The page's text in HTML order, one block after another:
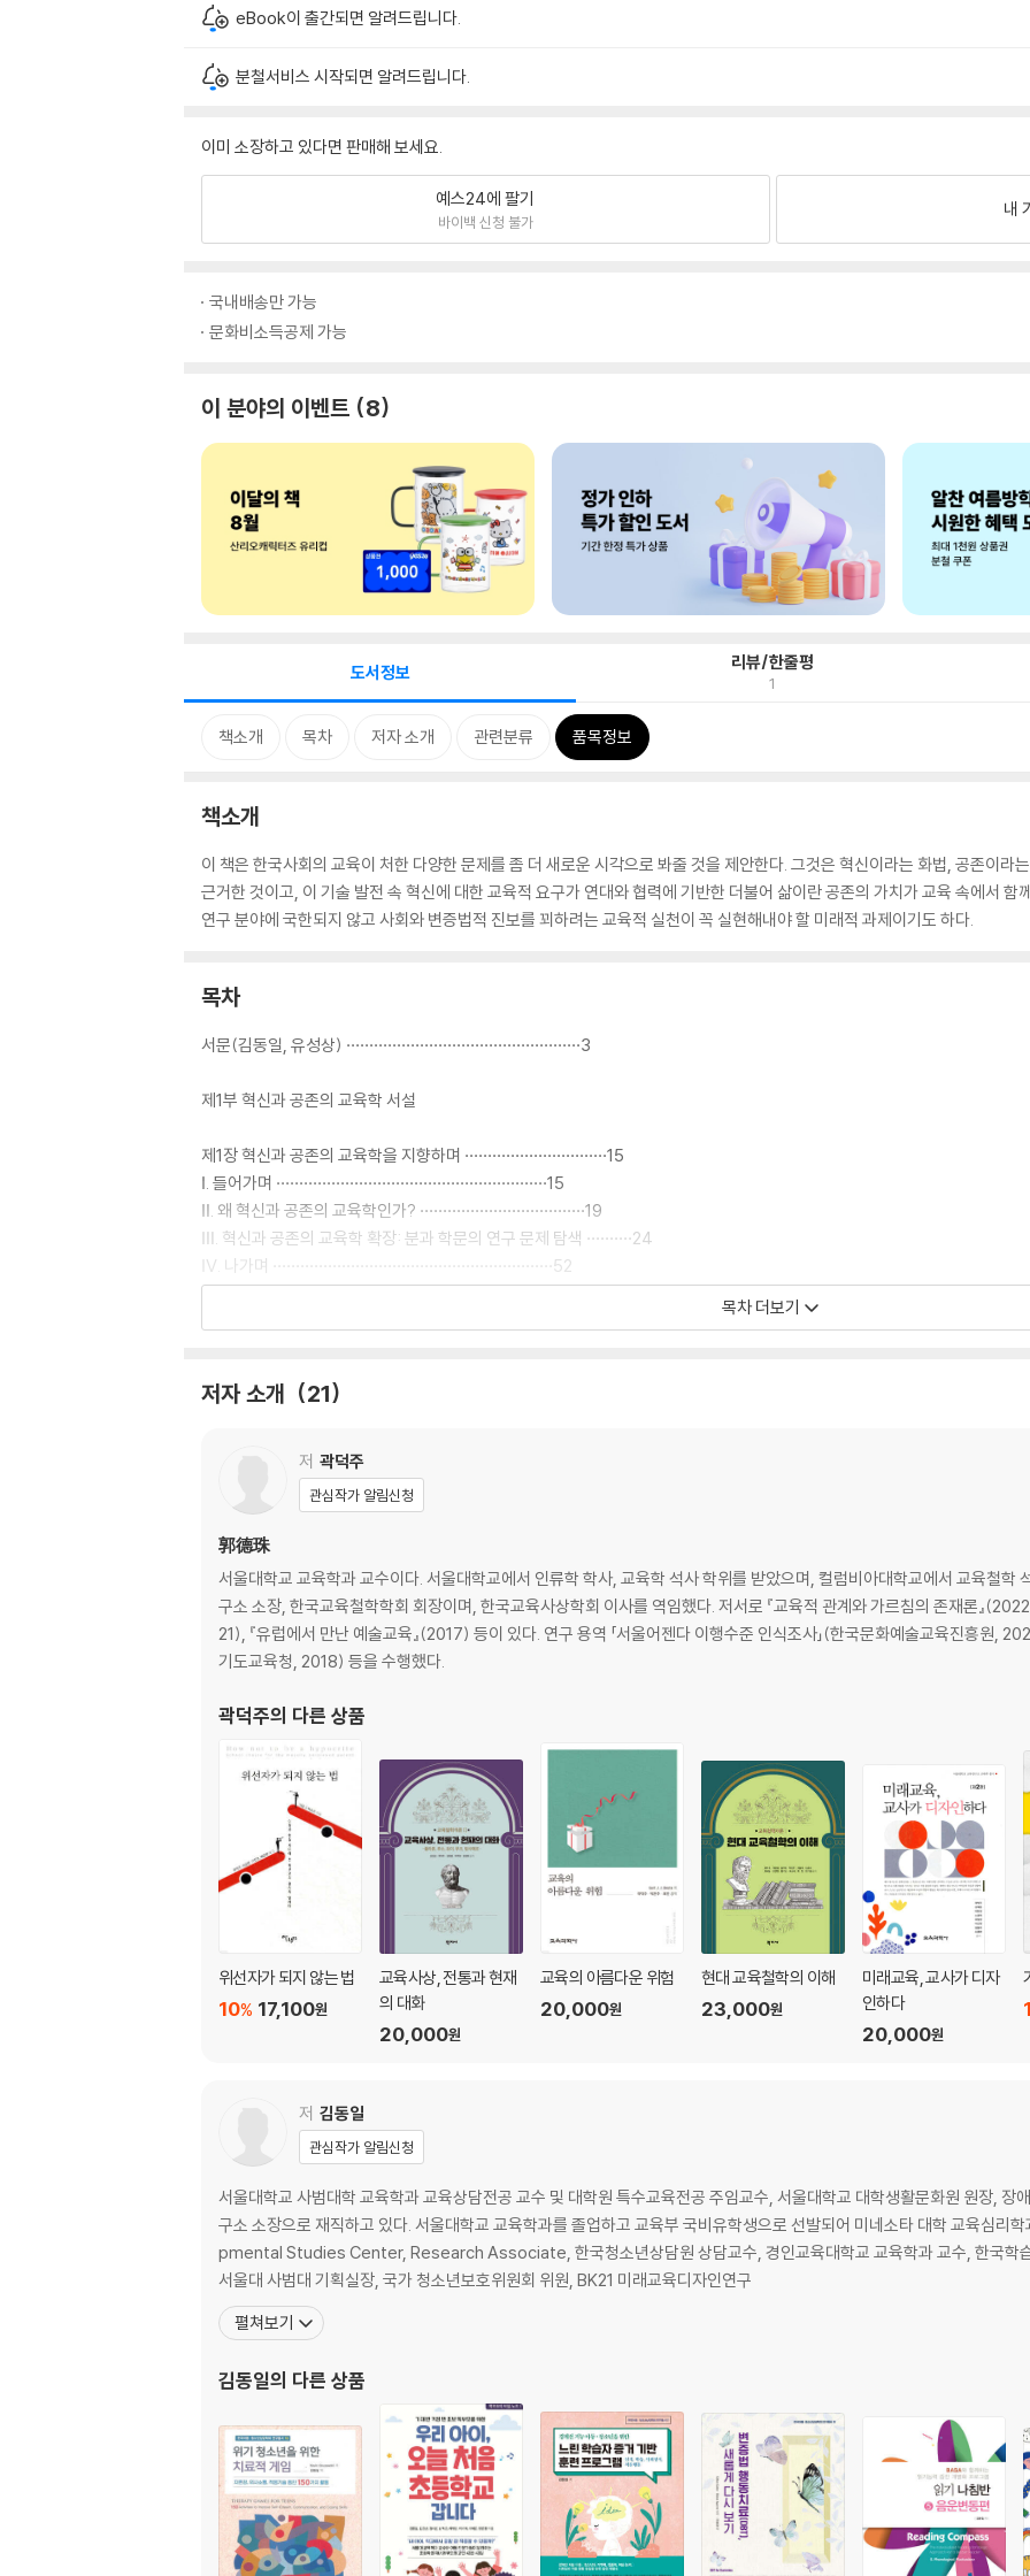
eBook이 출간되면 알려드립니다.
분철서비스 시작되면 알려드립니다.
이미 소장하고 있다면 판매해 보세요.
예스24에 팔기
바이백 신청 불가
내
국내배송만 가능
문화비소득공제 가능
이 분야의 이벤트 8
도서정보 리뷰/한줄평
1
책소개 목차 저자 소개 관련분류 품목정보
책소개
이 책은 한국사회의 교육이 처한 다양한 문제를 좀 더 새로운 시각으로 봐줄 것을 제안한다. 그것은 혁신이라는 화법, 공존이라
근거한 것이고, 이 기술 발전 속 혁신에 대한 교육적 요구가 연대와 협력에 기반한 더불어 삶이란 공존의 가치가 교육 속에서 함
연구 분야에 국한되지 않고 사회와 변증법적 진보를 꾀하려는 교육적 실천이 꼭 실현해내야 할 미래적 과제이기도 하다.
목차
서문(김동일, 유성상) ···················································3
제1부 혁신과 공존의 교육학 서설
제1장 혁신과 공존의 교육학을 지향하며 ·······························15
Ⅰ. 들어가며 ···························································15
Ⅱ. 왜 혁신과 공존의 교육학인가? ····································19
Ⅲ. 혁신과 공존의 교육학 확장: 분과 학문의 연구 문제 탐색 ··········24
Ⅳ. 나가며 ·····························································52
Ⅰ. 들어가며: ‘교육’과 ‘공존’의 개념적 관계 ··························67
Ⅲ. 새로운 교육 패러다임으로서의 ‘교육적 공존’의 의미 ··············82
Ⅳ. 나가며 ·····························································99
제3장 근대의 표준화된 교육에서 삶을 위한 교육으로의 전환 ·····103
Ⅰ. 교육의 발달과 학교교육 ··········································104
Ⅱ. 근대국가의 등장과 학교관료제 ···································108
Ⅲ. 교육의 가치와 관료제적 교육 ····································116
Ⅳ. 미래사회와 “삶”을 위한 교육 ·····································121
Ⅰ. 들어가며 ·························································139
Ⅱ. 교육의 ‘물질적’ 측면에 대한 새로운 사유: 비-인간과 공존한다는 것의 의미 ·········143
Ⅲ. ANT의 주요 개념 및 핵심 주장 ···································149
Ⅳ. ANT의 관점에서 교육적 실천을 새롭게 사유하기 ················160
Ⅴ. 나가며 ····························································167
제5장 미래교육에 대한 상상: 공동재로서의 교육 ····················175
Ⅰ. 들어가며 ·························································175
Ⅱ. 공동재로서의 교육: 무엇이고 왜 등장한 것일까? ·················178
제6장 사회ㆍ문화적 관점에서 본 리더십재능 계발과 교육 ·········207
Ⅱ. 이론적 배경 ······················································212
Ⅲ. 나가며: 논의 및 제언 ·············································235
제7장 사회변화에 대한 민감성과 진로 이론: 사회정의옹호철학 기반 일 연구 ·············251
Ⅰ. 들어가며 ·························································251
Ⅱ. 전통적인 진로이론들의 기본 가정 ································253
Ⅲ. 진로이론 발전 동력: 사회적 변화에 대한 민감성 ·················259
Ⅳ. 사회정의철학에 기반한 진로 이론의 시작 ························260
Ⅴ. 후속 연구 방향과 진로상담 분야 내 함의 ·························270
제8장 학교 현장의 갈등 양상과 교육적 공존을 위한 교육행정학적 제언 ····················277
Ⅰ. 들어가며: 교육적 공존을 위한 의미의 공유 ······················277
Ⅱ. 학교 현장의 갈등 양상 및 갈등관리 ······························279
Ⅲ. 교육적 공존을 위한 교육변화의 원리: Fullan의 교육변화 이론 ···· 299
목차 더보기
저자 소개 21
저 곽덕주
관심작가 알림신청
郭德珠
서울대학교 교육학과 교수이다. 서울대학교에서 인류학 학사, 교육학 석사 학위를 받았으며, 컬럼비아대학교에서 교육철학
구소 소장, 한국교육철학학회 회장이며, 한국교육사상학회 이사를 역임했다. 저서로 『교육적 관계와 가르침의 존재론』
21), 『유럽에서 만난 예술교육』(2017) 등이 있다. 연구 용역 「서울어젠다 이행수준 인식조사」(한국문화예술교육진흥원,
기도교육청, 2018) 등을 수행했다.
곽덕주의 다른 상품
위선자가 되지 않는 법
17,100원
10%
교육사상, 전통과 현재
의 대화
20,000원
교육의 아름다운 위험
20,000원
현대 교육철학의 이해
23,000원
미래교육, 교사가 디자
인하다
20,000원
저 김동일
관심작가 알림신청
서울대학교 사범대학 교육학과 교육상담전공 교수 및 대학원 특수교육전공 주임교수, 서울대학교 대학생활문화원 원장, 장
구소 소장으로 재직하고 있다. 서울대학교 교육학과를 졸업하고 교육부 국비유학생으로 선발되어 미네소타 대학 교육심리
pmental Studies Center, Research Associate, 한국청소년상담원 상담교수, 경인교육대학교 교육학과 교수, 한국학
서울대 사범대 기획실장, 국가 청소년보호위원회 위원, BK21 미래교육디자인연구
펼쳐보기
김동일의 다른 상품